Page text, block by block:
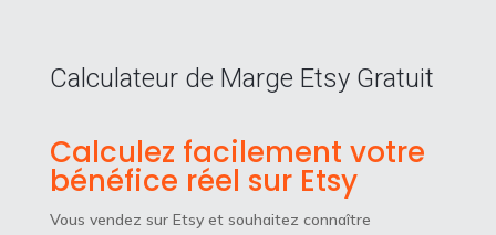
Calculateur de Marge Etsy Gratuit
Calculez facilement votre
bénéfice réel sur Etsy
Vous vendez sur Etsy et souhaitez connaître